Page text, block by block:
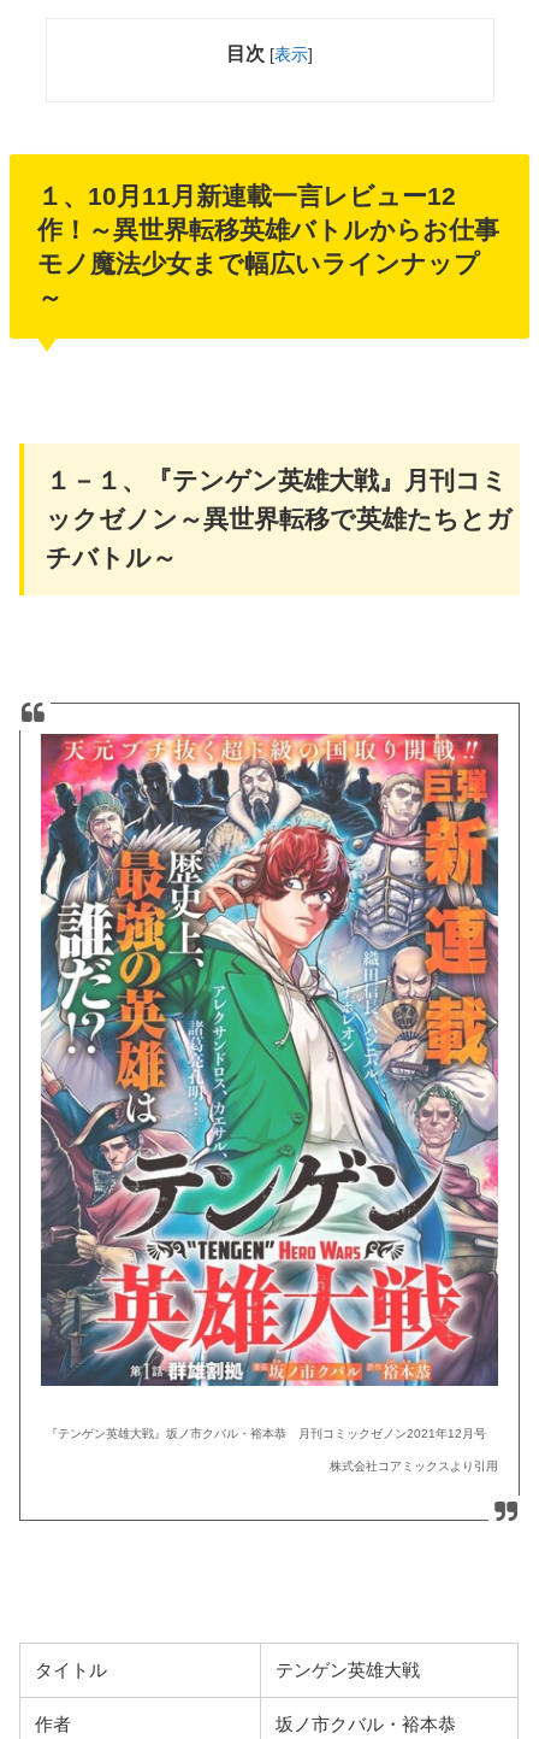
目次 [表示]
１、10月11月新連載一言レビュー12
作！～異世界転移英雄バトルからお仕事
モノ魔法少女まで幅広いラインナップ
～
１－１、『テンゲン英雄大戦』月刊コミ
ックゼノン～異世界転移で英雄たちとガ
チバトル～
『テンゲン英雄大戦』坂ノ市クバル・裕本恭 月刊コミックゼノン2021年12月号
株式会社コアミックスより引用
タイトル テンゲン英雄大戦
作者 坂ノ市クバル・裕本恭